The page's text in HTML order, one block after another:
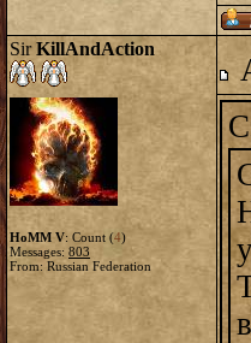
SirKillAndAction
HoMM V: Count (4)
Messages: 803
From: Russian Federation